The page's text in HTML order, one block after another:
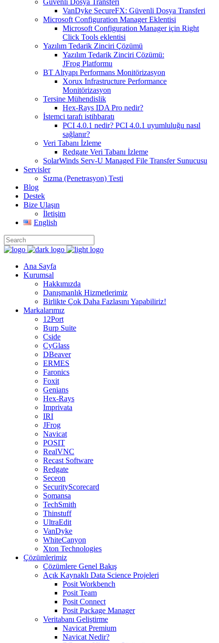
Güvenli Dosya Transferi
VanDyke SecureFX: Güvenli Dosya Transferi
Microsoft Configuration Manager Eklentisi
Microsoft Configuration Manager için Right
Click Tools eklentisi
Yazılım Tedarik Zinciri Çözümü
Yazılım Tedarik Zinciri Çözümü:
JFrog Platformu
BT Altyapı Performans Monitörizasyon
Xorux Infrastructure Performance
Monitörizasyon
Tersine Mühendislik
Hex-Rays IDA Pro nedir?
İstemci tarafı istihbaratı
PCI 4.0.1 nedir? PCI 4.0.1 uyumluluğu nasıl
sağlanır?
Veri Tabanı İzleme
Redgate Veri Tabanı İzleme
SolarWinds Serv-U Managed File Transfer Sunucusu
Servisler
Sızma (Penetrasyon) Testi
Blog
Destek
Bize Ulaşın
İletişim
English
Ana Sayfa
Kurumsal
Hakkımızda
Danışmanlık Hizmetlerimiz
Birlikte Çok Daha Fazlasını Yapabiliriz!
Markalarımız
12Port
Burp Suite
Cside
CyGlass
DBeaver
ERMES
Faronics
Foxit
Genians
Hex-Rays
Imprivata
IRI
JFrog
Navicat
POSIT
RealVNC
Recast Software
Redgate
Seceon
SecurityScorecard
Somansa
TechSmith
Thinstuff
UltraEdit
VanDyke
WhiteCanyon
Xton Technologies
Çözümlerimiz
Çözümlere Genel Bakış
Açık Kaynaklı Data Science Projeleri
Posit Workbench
Posit Team
Posit Connect
Posit Package Manager
Veritabanı Geliştirme
Navicat Premium
Navicat Nedir?